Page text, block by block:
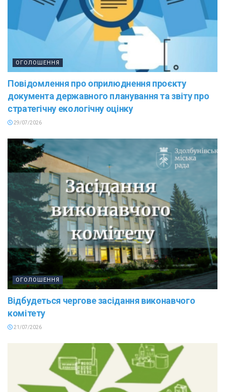
ОГОЛОШЕННЯ
Повідомлення про оприлюднення проєкту
документа державного планування та звіту про
стратегічну екологічну оцінку
29/07/2026
ОГОЛОШЕННЯ
Відбудеться чергове засідання виконавчого
комітету
21/07/2026